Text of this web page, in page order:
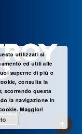
diritti riservati
utilizzati si
ed utili alle
saperne di più o
consulta la
scorrendo questa
la navigazione in
Maggiori